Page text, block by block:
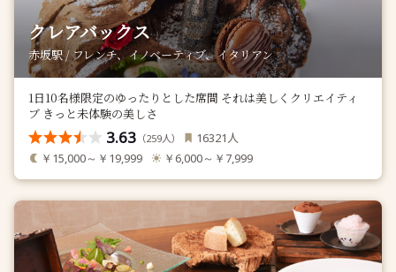
クレアバックス
赤坂駅 / フレンチ、イノベーティブ、イタリアン
1日10名様限定のゆったりとした席間 それは美しくクリエイティ
ブ きっと未体験の美しさ
3.63 （259人） 16321 人
￥15,000～￥19,999 ￥6,000～￥7,999